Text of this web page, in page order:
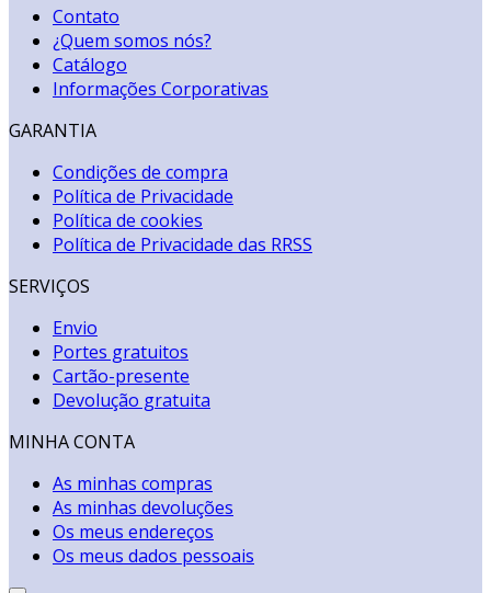
Contato
¿Quem somos nós?
Catálogo
Informações Corporativas
GARANTIA
Condições de compra
Política de Privacidade
Política de cookies
Política de Privacidade das RRSS
SERVIÇOS
Envio
Portes gratuitos
Cartão-presente
Devolução gratuita
MINHA CONTA
As minhas compras
As minhas devoluções
Os meus endereços
Os meus dados pessoais